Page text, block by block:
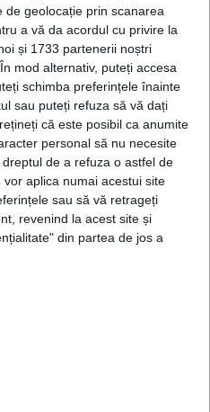
de geolocație prin scanarea
a vă da acordul cu privire la
și 1733 partenerii noștri
mod alternativ, puteți accesa
schimba preferințele înainte
sau puteți refuza să vă dați
că este posibil ca anumite
personal să nu necesite
de a refuza o astfel de
aplica numai acestui site
sau să vă retrageți
revenind la acest site și
din partea de jos a
Elisabeta a Austriei
I, Elisabeta a Austri­ei, era
și pentru re­fuzul frecvent de